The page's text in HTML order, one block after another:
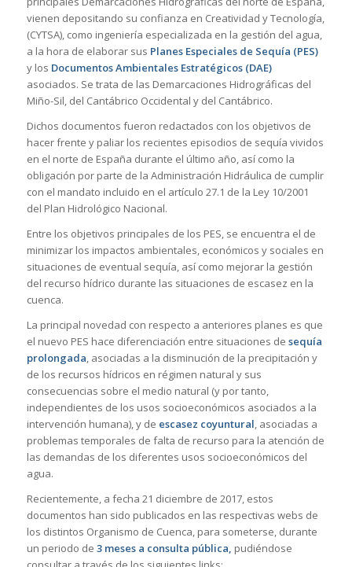
vienen depositando su confianza en Creatividad y Tecnología,
(CYTSA), como ingeniería especializada en la gestión del agua,
a la hora de elaborar sus Planes Especiales de Sequía (PES)
y los Documentos Ambientales Estratégicos (DAE)
asociados. Se trata de las Demarcaciones Hidrográficas del
Miño-Sil, del Cantábrico Occidental y del Cantábrico.
Dichos documentos fueron redactados con los objetivos de
hacer frente y paliar los recientes episodios de sequía vividos
en el norte de España durante el último año, así como la
obligación por parte de la Administración Hidráulica de cumplir
con el mandato incluido en el artículo 27.1 de la Ley 10/2001
del Plan Hidrológico Nacional.
Entre los objetivos principales de los PES, se encuentra el de
minimizar los impactos ambientales, económicos y sociales en
situaciones de eventual sequía, así como mejorar la gestión
del recurso hídrico durante las situaciones de escasez en la
cuenca.
La principal novedad con respecto a anteriores planes es que
el nuevo PES hace diferenciación entre situaciones de sequía
prolongada, asociadas a la disminución de la precipitación y
de los recursos hídricos en régimen natural y sus
consecuencias sobre el medio natural (y por tanto,
independientes de los usos socioeconómicos asociados a la
intervención humana), y de escasez coyuntural, asociadas a
problemas temporales de falta de recurso para la atención de
las demandas de los diferentes usos socioeconómicos del
agua.
Recientemente, a fecha 21 diciembre de 2017, estos
documentos han sido publicados en las respectivas webs de
los distintos Organismo de Cuenca, para someterse, durante
un periodo de 3 meses a consulta pública, pudiéndose